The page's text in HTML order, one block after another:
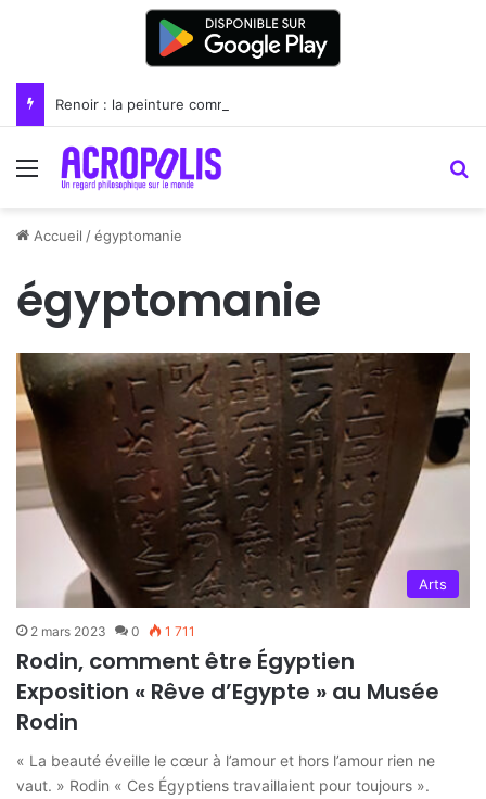
Renoir : la peinture comme un art du lien
Menu
Accueil /égyptomanie
égyptomanie
Arts
2 mars 2023 0 1 711
Rodin, comment être Égyptien
Exposition « Rêve d’Egypte » au Musée
Rodin
« La beauté éveille le cœur à l’amour et hors l’amour rien ne
vaut. » Rodin « Ces Égyptiens travaillaient pour toujours ».